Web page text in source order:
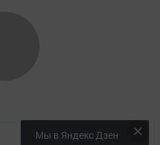
Мы в Яндекс Дзен